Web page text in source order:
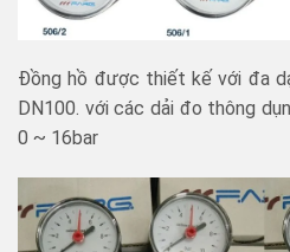
Đồng hồ được thiết kế với đa
DN100. với các dải đo thông
0 ~ 16bar